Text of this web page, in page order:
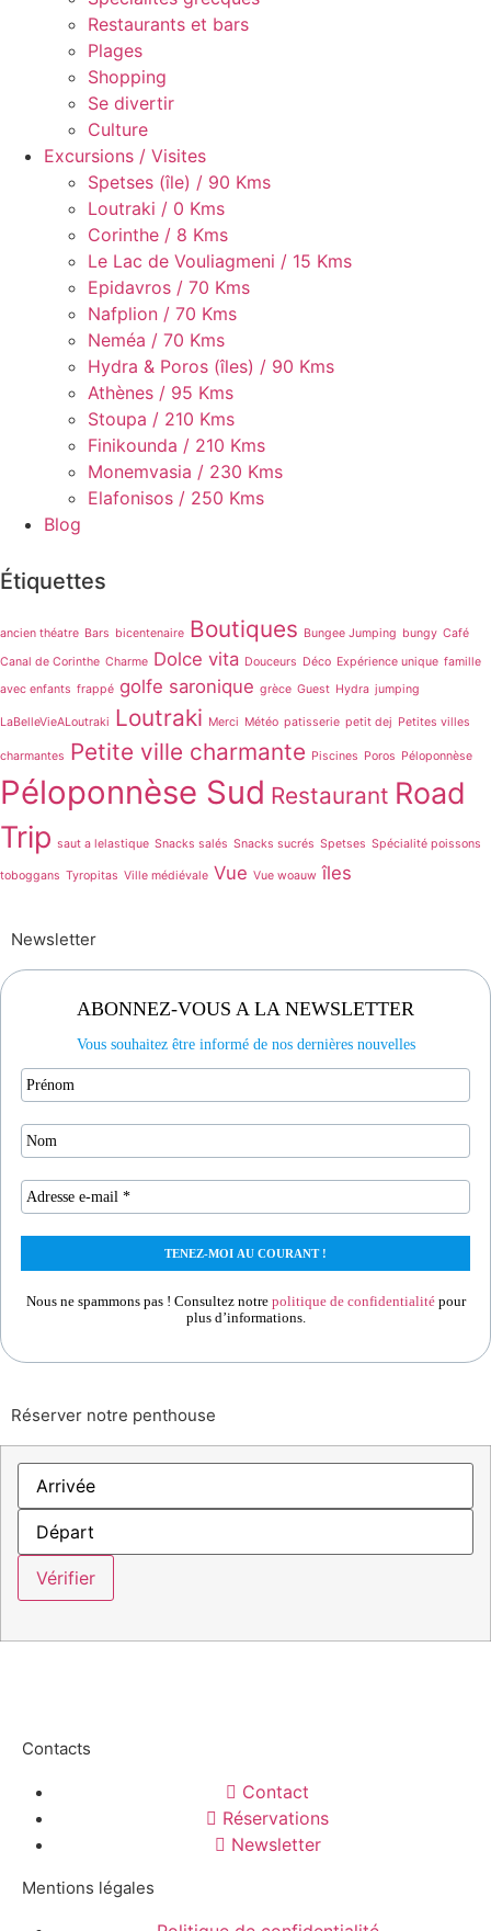
Restaurants et bars
Plages
Shopping
Se divertir
Culture
Excursions / Visites
Spetses (île) / 90 Kms
Loutraki / 0 Kms
Corinthe / 8 Kms
Le Lac de Vouliagmeni / 15 Kms
Epidavros / 70 Kms
Nafplion / 70 Kms
Neméa / 70 Kms
Hydra & Poros (îles) / 90 Kms
Athènes / 95 Kms
Stoupa / 210 Kms
Finikounda / 210 Kms
Monemvasia / 230 Kms
Elafonisos / 250 Kms
Blog
Étiquettes
ancien théatre Bars bicentenaire Boutiques Bungee Jumping bungy Café
Canal de Corinthe Charme Dolce vita Douceurs Déco Expérience unique famille
avec enfants frappé golfe saronique grèce Guest Hydra jumping
LaBelleVieALoutraki Loutraki Merci Météo patisserie petit dej Petites villes
charmantes Petite ville charmante Piscines Poros Péloponnèse
Péloponnèse Sud Restaurant Road
Trip saut a lelastique Snacks salés Snacks sucrés Spetses Spécialité poissons
toboggans Tyropitas Ville médiévale Vue Vue woauw îles
Newsletter
ABONNEZ-VOUS A LA NEWSLETTER
Vous souhaitez être informé de nos dernières nouvelles
Nous ne spammons pas ! Consultez notre politique de confidentialitépour
plus d’informations.
Réserver notre penthouse
Contacts
Contact
Réservations
Newsletter
Mentions légales